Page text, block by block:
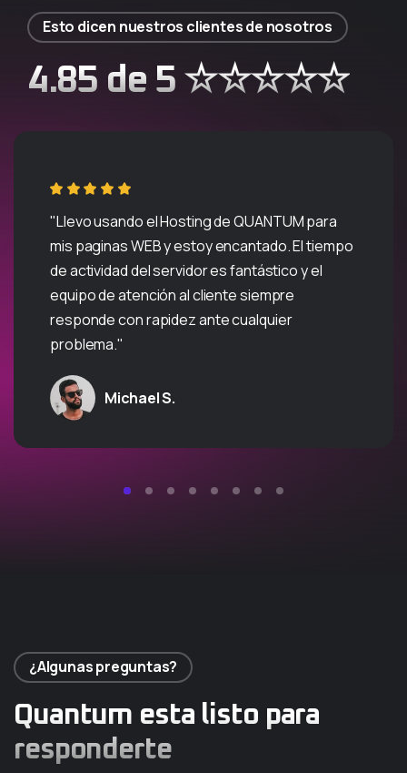
Esto dicen nuestros clientes de nosotros
4.85 de 5 ☆☆☆☆☆
"Llevo usando el Hosting de QUANTUM para
mis paginas WEB y estoy encantado. El tiempo
de actividad del servidor es fantástico y el
equipo de atención al cliente siempre
responde con rapidez ante cualquier
problema."
Michael S.
¿Algunas preguntas?
Quantum esta listo para
responderte